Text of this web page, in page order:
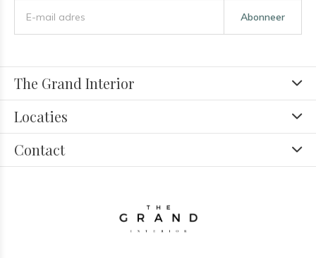
Abonneer
The Grand Interior
Locaties
Contact